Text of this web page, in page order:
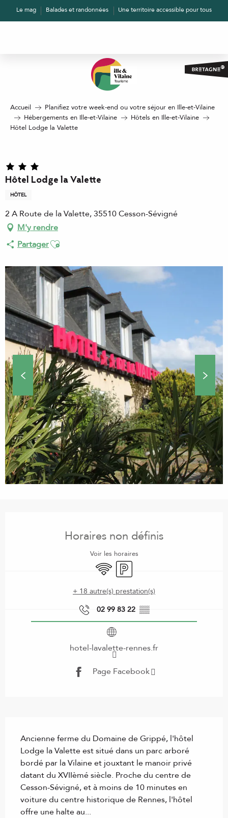
AllerLe mag Balades et randonnées Une territoire accessible pour tous
Accueil
Planifiez votre week-end ou votre séjour en Ille-et-Vilaine
Hébergements en Ille-et-Vilaine
Hôtels en Ille-et-Vilaine
Hôtel Lodge la Valette
Hôtel Lodge la Valette
HÔTEL
2 A Route de la Valette, 35510 Cesson-Sévigné
M'y rendre
PartagerAjouter aux favoris
Horaires non définis
Voir les horaires
WiFi Parking
+ 18 autre(s) prestation(s)
02 99 83 22 ▒▒
hotel-lavalette-rennes.fr
Page Facebook
Ancienne ferme du Domaine de Grippé, l'hôtel
Lodge la Valette est situé dans un parc arboré
bordé par la Vilaine et jouxtant le manoir privé
datant du XVIIèmé siècle. Proche du centre de
Cesson-Sévigné, et à moins de 10 minutes en
voiture du centre historique de Rennes, l'hôtel
offre une halte au...